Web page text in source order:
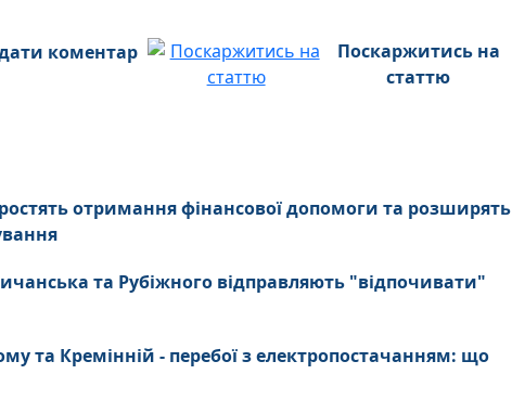
коментар
Поскаржитись на
статтю
отримання фінансової допомоги та розширять
та Рубіжного відправляють "відпочивати"
та Кремінній - перебої з електропостачанням: що